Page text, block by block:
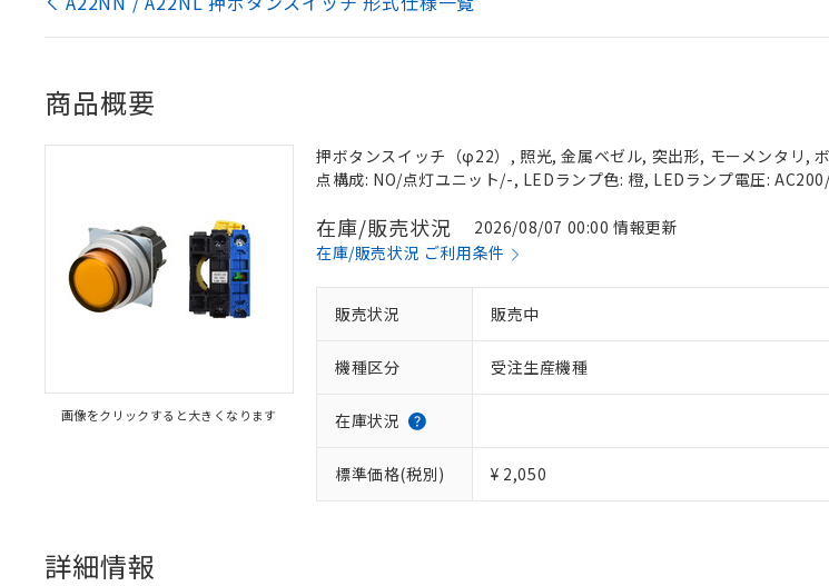
商品概要
画像をクリックすると大きくなります
押ボタンスイッチ（φ22）, 照光, 金属ベゼル, 突出形, モーメンタリ,
点構成: NO/点灯ユニット/-, LEDランプ色: 橙, LEDランプ電圧:
在庫/販売状況
2026/08/07 00:00 情報更新
在庫/販売状況 ご利用条件
販売状況 販売中
機種区分 受注生産機種
在庫状況
標準価格(税別) ¥ 2,050
詳細情報